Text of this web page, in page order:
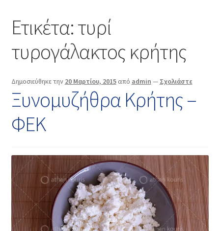
Ετικέτα:τυρί
τυρογάλακτος κρήτης
Δημοσιεύθηκε την 20 Μαρτίου, 2015 από admin — Σχολιάστε
Ξυνομυζήθρα Κρήτης –
ΦΕΚ